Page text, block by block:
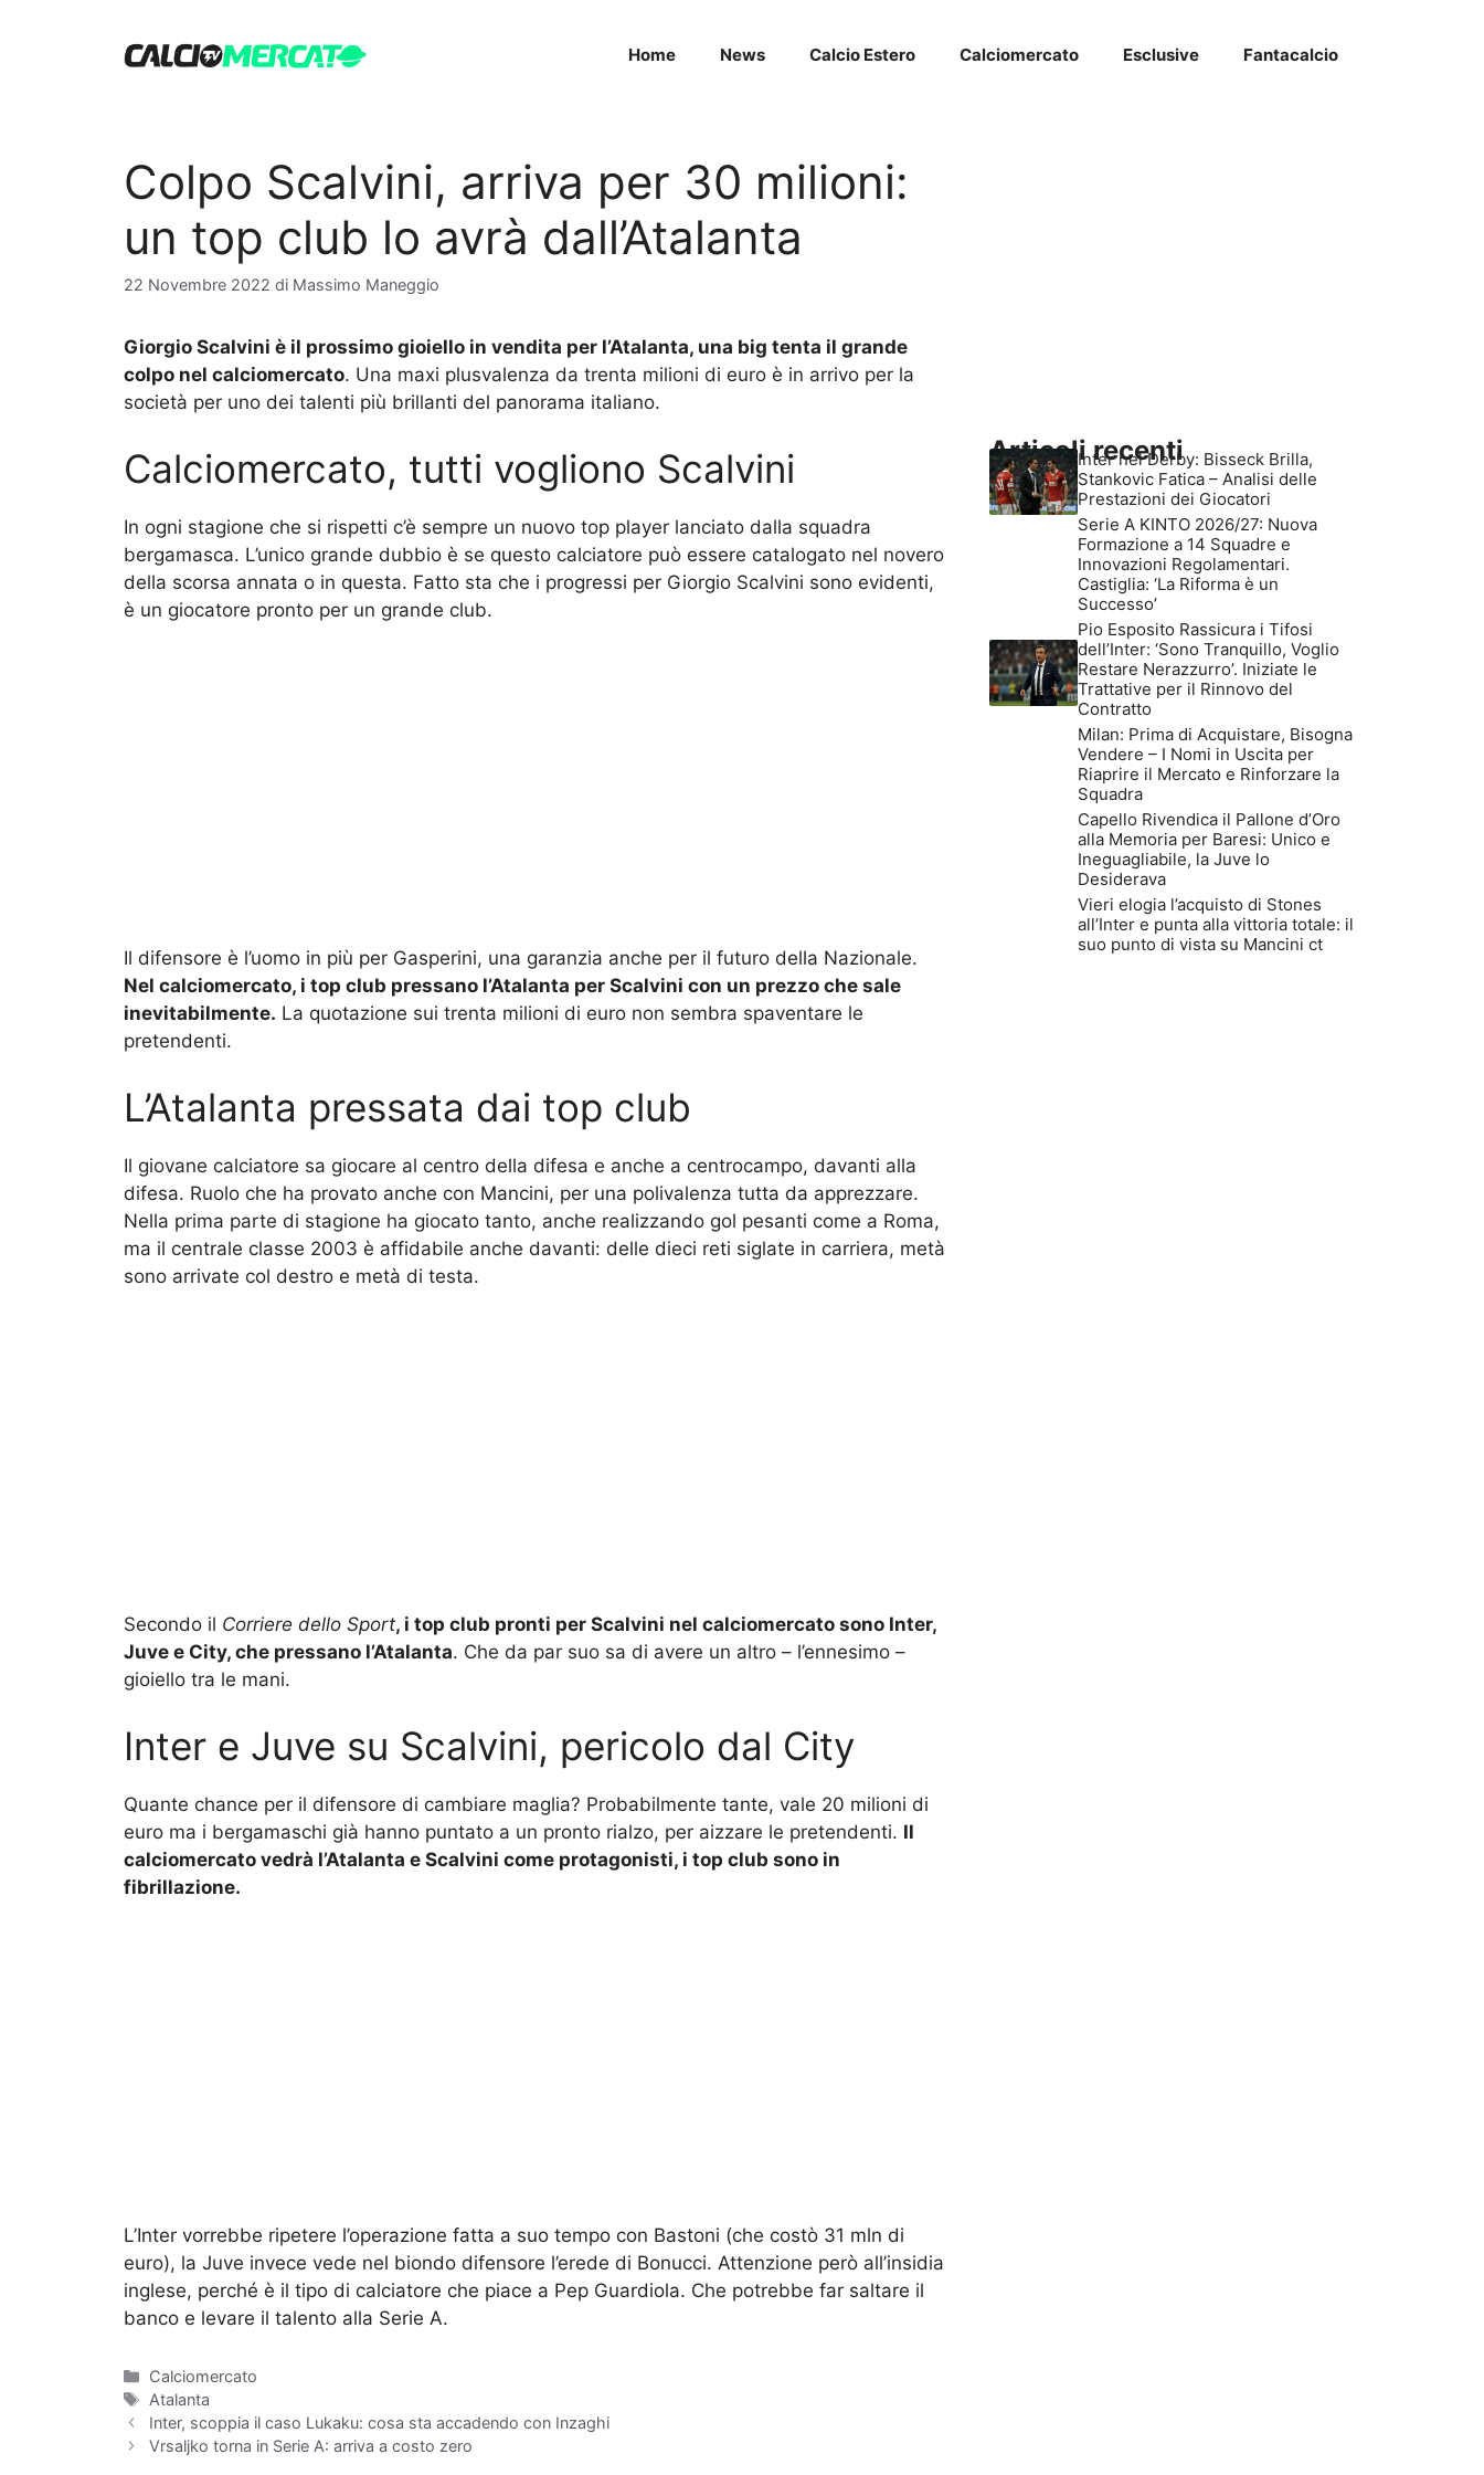
Home News Calcio Estero Calciomercato Esclusive Fantacalcio
Colpo Scalvini, arriva per 30 milioni:
un top club lo avrà dall’Atalanta
22 Novembre 2022 di Massimo Maneggio
Giorgio Scalvini è il prossimo gioiello in vendita per l’Atalanta, una big tenta il grande
colpo nel calciomercato. Una maxi plusvalenza da trenta milioni di euro è in arrivo per la
società per uno dei talenti più brillanti del panorama italiano.
Calciomercato, tutti vogliono Scalvini
In ogni stagione che si rispetti c’è sempre un nuovo top player lanciato dalla squadra
bergamasca. L’unico grande dubbio è se questo calciatore può essere catalogato nel novero
della scorsa annata o in questa. Fatto sta che i progressi per Giorgio Scalvini sono evidenti,
è un giocatore pronto per un grande club.
Il difensore è l’uomo in più per Gasperini, una garanzia anche per il futuro della Nazionale.
Nel calciomercato, i top club pressano l’Atalanta per Scalvini con un prezzo che sale
inevitabilmente. La quotazione sui trenta milioni di euro non sembra spaventare le
pretendenti.
L’Atalanta pressata dai top club
Il giovane calciatore sa giocare al centro della difesa e anche a centrocampo, davanti alla
difesa. Ruolo che ha provato anche con Mancini, per una polivalenza tutta da apprezzare.
Nella prima parte di stagione ha giocato tanto, anche realizzando gol pesanti come a Roma,
ma il centrale classe 2003 è affidabile anche davanti: delle dieci reti siglate in carriera, metà
sono arrivate col destro e metà di testa.
Secondo il Corriere dello Sport, i top club pronti per Scalvini nel calciomercato sono Inter,
Juve e City, che pressano l’Atalanta. Che da par suo sa di avere un altro – l’ennesimo –
gioiello tra le mani.
Inter e Juve su Scalvini, pericolo dal City
Quante chance per il difensore di cambiare maglia? Probabilmente tante, vale 20 milioni di
euro ma i bergamaschi già hanno puntato a un pronto rialzo, per aizzare le pretendenti. Il
calciomercato vedrà l’Atalanta e Scalvini come protagonisti, i top club sono in
fibrillazione.
L’Inter vorrebbe ripetere l’operazione fatta a suo tempo con Bastoni (che costò 31 mln di
euro), la Juve invece vede nel biondo difensore l’erede di Bonucci. Attenzione però all’insidia
inglese, perché è il tipo di calciatore che piace a Pep Guardiola. Che potrebbe far saltare il
banco e levare il talento alla Serie A.
Categorie
Calciomercato
Tag
Atalanta
Inter, scoppia il caso Lukaku: cosa sta accadendo con Inzaghi
Vrsaljko torna in Serie A: arriva a costo zero
Articoli recenti
Inter nel Derby: Bisseck Brilla,
Stankovic Fatica – Analisi delle
Prestazioni dei Giocatori
Serie A KINTO 2026/27: Nuova
Formazione a 14 Squadre e
Innovazioni Regolamentari.
Castiglia: ‘La Riforma è un
Successo’
Pio Esposito Rassicura i Tifosi
dell’Inter: ‘Sono Tranquillo, Voglio
Restare Nerazzurro’. Iniziate le
Trattative per il Rinnovo del
Contratto
Milan: Prima di Acquistare, Bisogna
Vendere – I Nomi in Uscita per
Riaprire il Mercato e Rinforzare la
Squadra
Capello Rivendica il Pallone d’Oro
alla Memoria per Baresi: Unico e
Ineguagliabile, la Juve lo
Desiderava
Vieri elogia l’acquisto di Stones
all’Inter e punta alla vittoria totale: il
suo punto di vista su Mancini ct